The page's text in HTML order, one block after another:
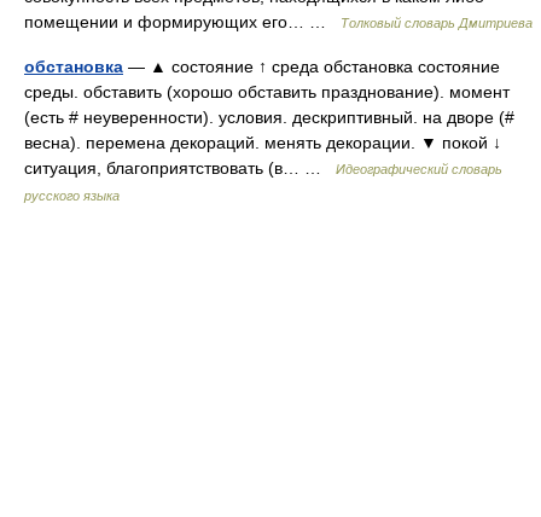
помещении и формирующих его… …
Толковый словарь Дмитриева
обстановка — ▲ состояние ↑ среда обстановка состояние
среды. обставить (хорошо обставить празднование). момент
(есть # неуверенности). условия. дескриптивный. на дворе (#
весна). перемена декораций. менять декорации. ▼ покой ↓
ситуация, благоприятствовать (в… …
Идеографический словарь
русского языка